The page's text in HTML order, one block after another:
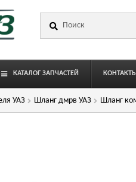
КАТАЛОГ ЗАПЧАСТЕЙ КОНТАКТЫ
УАЗ Шланг дмрв УАЗ Шланг